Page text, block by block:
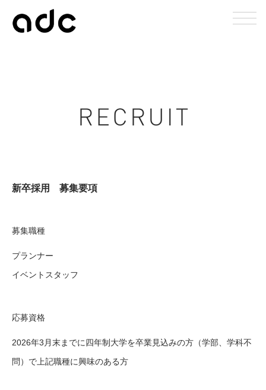
新卒採用 募集要項
募集職種
プランナー
イベントスタッフ
応募資格
2026年3月末までに四年制大学を卒業見込みの方（学部、学科不
問）で上記職種に興味のある方